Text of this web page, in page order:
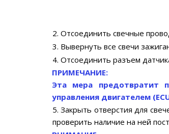
2. Отсоединить свечные
3. Вывернуть все свечи
4. Отсоединить разъем
ПРИМЕЧАНИЕ:
Эта мера предотвратит
управления двигателем
5. Закрыть отверстия для
проверить наличие на ней